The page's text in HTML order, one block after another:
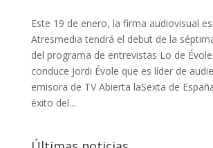
Este 19 de enero, la firma audiovisual
Atresmedia tendrá el debut de la
del programa de entrevistas Lo de
conduce Jordi Évole que es líder de
emisora de TV Abierta laSexta de
éxito del...